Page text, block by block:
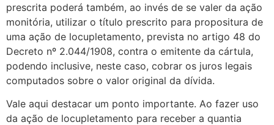
prescrita poderá também, ao invés de se valer da ação
monitória, utilizar o título prescrito para propositura de
uma ação de locupletamento, prevista no artigo 48 do
Decreto nº 2.044/1908, contra o emitente da cártula,
podendo inclusive, neste caso, cobrar os juros legais
computados sobre o valor original da dívida.
Vale aqui destacar um ponto importante. Ao fazer uso
da ação de locupletamento para receber a quantia